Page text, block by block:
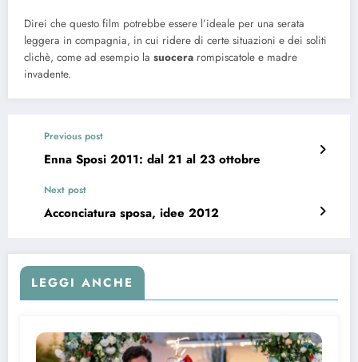
Direi che questo film potrebbe essere l’ideale per una serata
leggera in compagnia, in cui ridere di certe situazioni e dei soliti
clichè, come ad esempio la suocera rompiscatole e madre
invadente.
Previous post
Enna Sposi 2011: dal 21 al 23 ottobre
Next post
Acconciatura sposa, idee 2012
LEGGI ANCHE